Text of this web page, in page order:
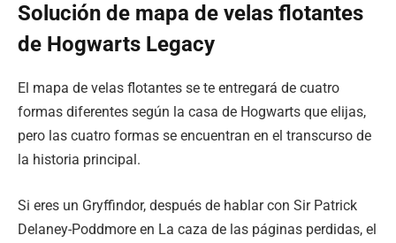
Solución de mapa de velas flotantes
de Hogwarts Legacy
El mapa de velas flotantes se te entregará de cuatro
formas diferentes según la casa de Hogwarts que elijas,
pero las cuatro formas se encuentran en el transcurso de
la historia principal.
Si eres un Gryffindor, después de hablar con Sir Patrick
Delaney-Poddmore en La caza de las páginas perdidas, el